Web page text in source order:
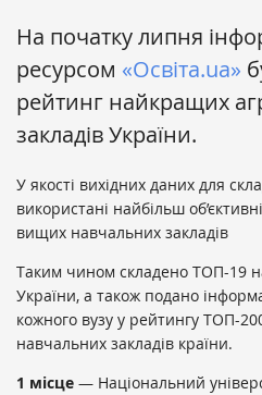
На початку липня
ресурсом «Освіта.ua»
рейтинг найкращих
закладів України.
У якості вихідних даних для
використані найбільш
вищих навчальних закладів
Таким чином складено ТОП-19
України, а також подано
кожного вузу у рейтингу ТОП-
навчальних закладів країни.
1 місце — Національний